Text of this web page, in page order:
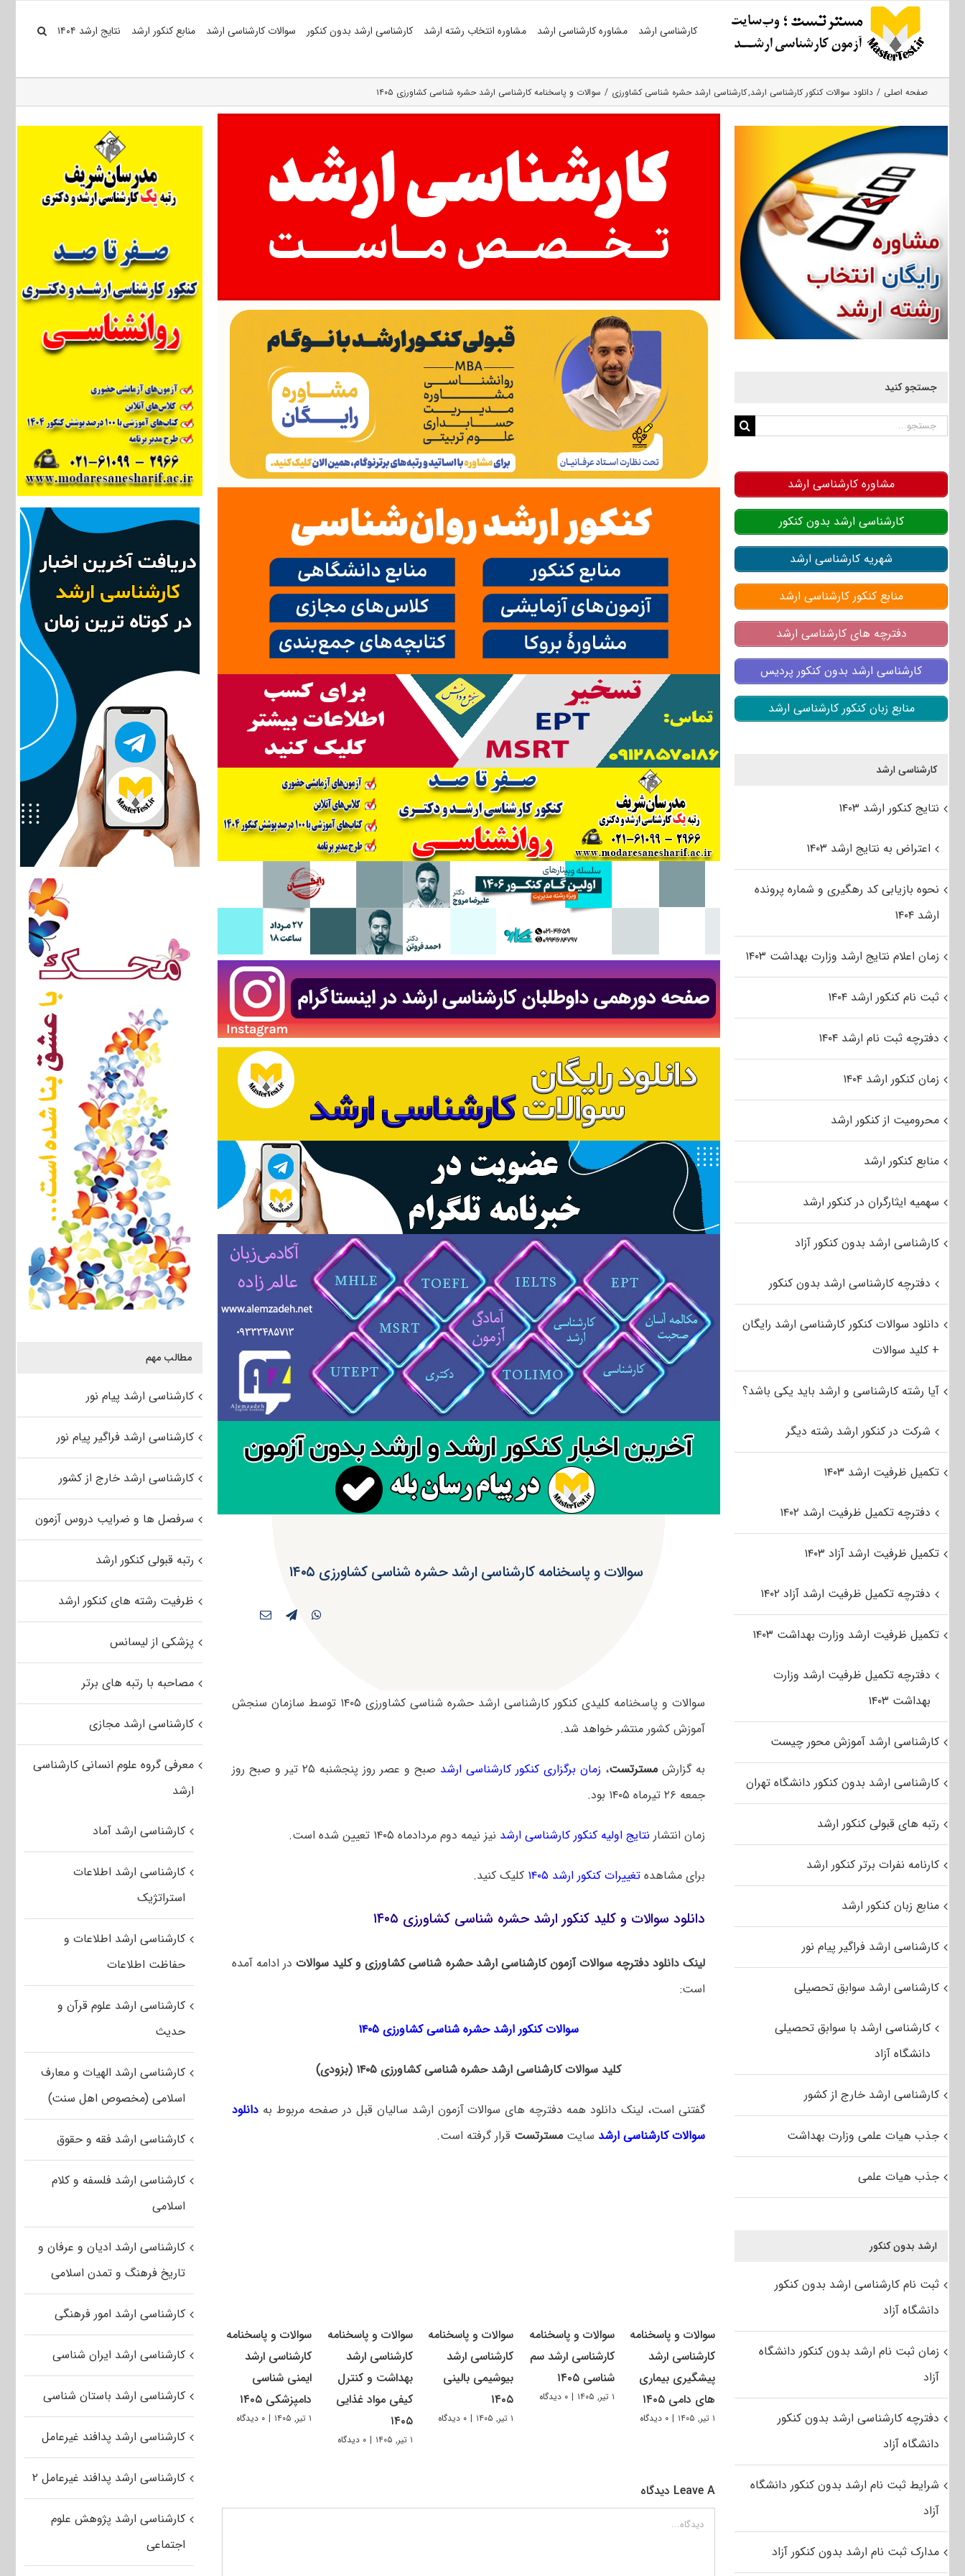
کارشناسی ارشد مشاوره کارشناسی ارشد مشاوره انتخاب رشته ارشد کارشناسی ارشد بدون کنکور سوالات کارشناسی ارشد منابع کنکور ارشد نتایج ارشد ۱۴۰۴
صفحه اصلی دانلود سوالات کنکور کارشناسی ارشد کارشناسی ارشد حشره‌ شناسی کشاورزی سوالات و پاسخنامه کارشناسی ارشد حشره شناسی کشاورزی ۱۴۰۵
سوالات و پاسخنامه کارشناسی ارشد حشره شناسی کشاورزی ۱۴۰۵
سوالات و پاسخنامه کلیدی کنکور کارشناسی ارشد حشره شناسی کشاورزی ۱۴۰۵ توسط سازمان سنجش
آموزش کشور منتشر خواهد شد.
به گزارش مسترتست، زمان برگزاری کنکور کارشناسی ارشد
صبح و عصر روز پنجشنبه ۲۵ تیر و صبح روز
جمعه ۲۶ تیرماه ۱۴۰۵ بود.
زمان انتشار نتایج اولیه کنکور کارشناسی ارشد نیز نیمه دوم مردادماه ۱۴۰۵ تعیین شده است.
برای مشاهده تغییرات کنکور ارشد ۱۴۰۵ کلیک کنید.
دانلود سوالات و کلید کنکور ارشد حشره شناسی کشاورزی ۱۴۰۵
لینک دانلود دفترچه سوالات آزمون کارشناسی ارشد حشره شناسی کشاورزی و کلید سوالاتدر ادامه آمده
است:
سوالات کنکور ارشد حشره شناسی کشاورزی ۱۴۰۵
کلید سوالات کارشناسی ارشد حشره شناسی کشاورزی ۱۴۰۵ (بزودی)
گفتنی است، لینک دانلود همه دفترچه های سوالات آزمون ارشد سالیان قبل در صفحه مربوط بهدانلود
سوالات کارشناسی ارشد سایت مسترتست قرار گرفته است.
سوالات و پاسخنامه
کارشناسی ارشد
پیشگیری بیماری
های دامی ۱۴۰۵
۱ تیر, ۱۴۰۵ | ۰ دیدگاه
سوالات و پاسخنامه
کارشناسی ارشد سم
شناسی ۱۴۰۵
۱ تیر, ۱۴۰۵ | ۰ دیدگاه
سوالات و پاسخنامه
کارشناسی ارشد
بیوشیمی بالینی
۱۴۰۵
۱ تیر, ۱۴۰۵ | ۰ دیدگاه
سوالات و پاسخنامه
کارشناسی ارشد
بهداشت و کنترل
کیفی مواد غذایی
۱۴۰۵
۱ تیر, ۱۴۰۵ | ۰ دیدگاه
سوالات و پاسخنامه
کارشناسی ارشد
ایمنی شناسی
دامپزشکی ۱۴۰۵
۱ تیر, ۱۴۰۵ | ۰ دیدگاه
Leave A دیدگاه
دیدگاه
مطالب مهم
کارشناسی ارشد پیام نور
کارشناسی ارشد فراگیر پیام نور
کارشناسی ارشد خارج از کشور
سرفصل ها و ضرایب دروس آزمون
رتبه قبولی کنکور ارشد
ظرفیت رشته های کنکور ارشد
پزشکی از لیسانس
مصاحبه با رتبه های برتر
کارشناسی ارشد مجازی
معرفی گروه علوم انسانی کارشناسی
ارشد
کارشناسی ارشد آماد
کارشناسی ارشد اطلاعات
استراتژیک
کارشناسی ارشد اطلاعات و
حفاظت اطلاعات
کارشناسی ارشد علوم قرآن و
حدیث
کارشناسی ارشد الهیات و معارف
اسلامی (مخصوص اهل سنت)
کارشناسی ارشد فقه و حقوق
کارشناسی ارشد فلسفه و کلام
اسلامی
کارشناسی ارشد ادیان و عرفان و
تاریخ فرهنگ و تمدن اسلامی
کارشناسی ارشد امور فرهنگی
کارشناسی ارشد ایران شناسی
کارشناسی ارشد باستان شناسی
کارشناسی ارشد پدافند غیرعامل
کارشناسی ارشد پدافند غیرعامل ۲
کارشناسی ارشد پژوهش علوم
اجتماعی
جستجو کنید
جستجو
مشاوره کارشناسی ارشد
کارشناسی ارشد بدون کنکور
شهریه کارشناسی ارشد
منابع کنکور کارشناسی ارشد
دفترچه های کارشناسی ارشد
کارشناسی ارشد بدون کنکور پردیس
منابع زبان کنکور کارشناسی ارشد
کارشناسی ارشد
نتایج کنکور ارشد ۱۴۰۳
اعتراض به نتایج ارشد ۱۴۰۳
نحوه بازیابی کد رهگیری و شماره پرونده
ارشد ۱۴۰۴
زمان اعلام نتایج ارشد وزارت بهداشت ۱۴۰۳
ثبت نام کنکور ارشد ۱۴۰۴
دفترچه ثبت نام ارشد ۱۴۰۴
زمان کنکور ارشد ۱۴۰۴
محرومیت از کنکور ارشد
منابع کنکور ارشد
سهمیه ایثارگران در کنکور ارشد
کارشناسی ارشد بدون کنکور آزاد
دفترچه کارشناسی ارشد بدون کنکور
دانلود سوالات کنکور کارشناسی ارشد رایگان
+ کلید سوالات
آیا رشته کارشناسی و ارشد باید یکی باشد؟
شرکت در کنکور ارشد رشته دیگر
تکمیل ظرفیت ارشد ۱۴۰۳
دفترچه تکمیل ظرفیت ارشد ۱۴۰۲
تکمیل ظرفیت ارشد آزاد ۱۴۰۳
دفترچه تکمیل ظرفیت ارشد آزاد ۱۴۰۲
تکمیل ظرفیت ارشد وزارت بهداشت ۱۴۰۳
دفترچه تکمیل ظرفیت ارشد وزارت
بهداشت ۱۴۰۳
کارشناسی ارشد آموزش محور چیست
کارشناسی ارشد بدون کنکور دانشگاه تهران
رتبه های قبولی کنکور ارشد
کارنامه نفرات برتر کنکور ارشد
منابع زبان کنکور ارشد
کارشناسی ارشد فراگیر پیام نور
کارشناسی ارشد سوابق تحصیلی
کارشناسی ارشد با سوابق تحصیلی
دانشگاه آزاد
کارشناسی ارشد خارج از کشور
جذب هیات علمی وزارت بهداشت
جذب هیات علمی
ارشد بدون کنکور
ثبت نام کارشناسی ارشد بدون کنکور
دانشگاه آزاد
زمان ثبت نام ارشد بدون کنکور دانشگاه
آزاد
دفترچه کارشناسی ارشد بدون کنکور
دانشگاه آزاد
شرایط ثبت نام ارشد بدون کنکور دانشگاه
آزاد
مدارک ثبت نام ارشد بدون کنکور آزاد